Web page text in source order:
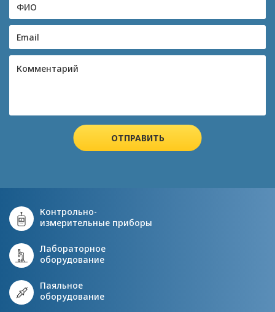
ОТПРАВИТЬ
Контрольно-
измерительные приборы
Лабораторное
оборудование
Паяльное
оборудование